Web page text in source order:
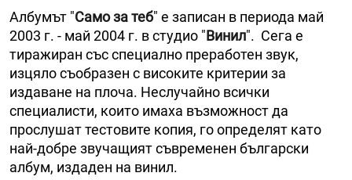
Албумът "Само за теб" е записан в периода май
2003 г. - май 2004 г. в студио "Винил". Сега е
тиражиран със специално преработен звук,
изцяло съобразен с високите критерии за
издаване на плоча. Неслучайно всички
специалисти, които имаха възможност да
прослушат тестовите копия, го определят като
най-добре звучащият съвременен български
албум, издаден на винил.